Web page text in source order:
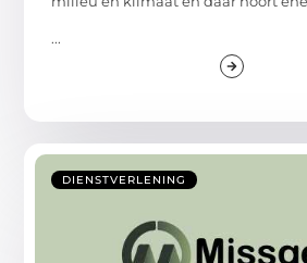
...
DIENSTVERLENING